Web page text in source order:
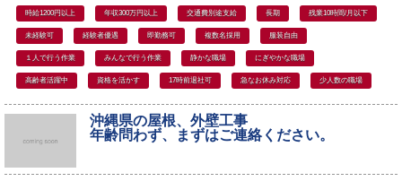
時給1200円以上 年収300万円以上 交通費別途支給 長期 残業10時間/月以下
未経験可 経験者優遇 即勤務可 複数名採用 服装自由
１人で行う作業 みんなで行う作業 静かな職場 にぎやかな職場
高齢者活躍中 資格を活かす 17時前退社可 急なお休み対応 少人数の職場
沖縄県の屋根、外壁工事
年齢問わず、まずはご連絡ください。